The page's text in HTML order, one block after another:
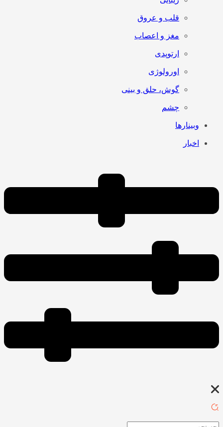
قلب و عروق
مغز و اعصاب
ارتوپدی
اورولوژی
گوش، حلق و بینی
چشم
وبینارها
اخبار